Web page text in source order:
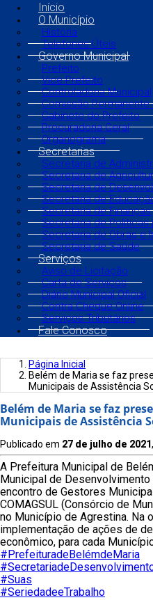
Início
O Município
História
Telefones Úteis
Governo Municipal
Prefeito
Vice Prefeito
Controladoria Municipal
Comissão
Gabinete do Prefeito
Procuradoria Geral
Organograma
Secretarias
Secretaria de
Secretaria de
Secretaria de
Secretaria de
Secretaria de Finanças
Secretaria de Políticas
Secretaria de Obras e
Secretaria de Saúde
Serviços
Aviso de Licitação
Carta de Serviços
Diário Municipal Oficial
Contra Cheque Online
Serviços Tributários
Fale Conosco
Página Inicial
Belém de Maria se faz
Municipais de Assistência
Belém de Maria se faz
Municipais de Assistência
Publicado em 27 de julho de 2021
A Prefeitura Municipal de
Municipal de
encontro de Gestores
COMAGSUL (Consórcio de
no Município de Agrestina. Na
implementação de ações de
econômico, para cada
#PrefeituradeBelémdeMaria
#Suas
#SeriedadeeTrabalho